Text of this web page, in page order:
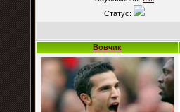
Статус:
Вовчик